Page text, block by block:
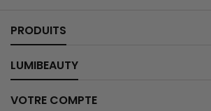
PRODUITS
LUMIBEAUTY
VOTRE COMPTE